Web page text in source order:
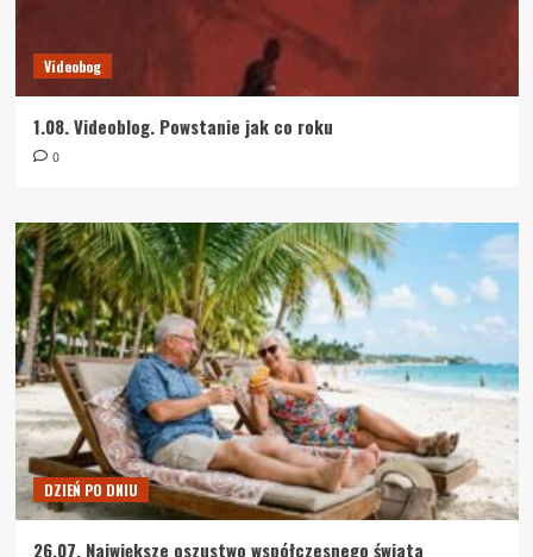
Videobog
1.08. Videoblog. Powstanie jak co roku
0
DZIEŃ PO DNIU
26.07. Największe oszustwo współczesnego świata